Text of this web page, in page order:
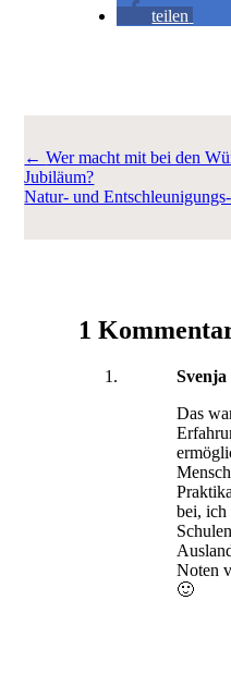
teilen
←Wer macht mit bei den
Jubiläum?
Natur- und
1
Svenja
Das
bei, ich
Noten
🙂